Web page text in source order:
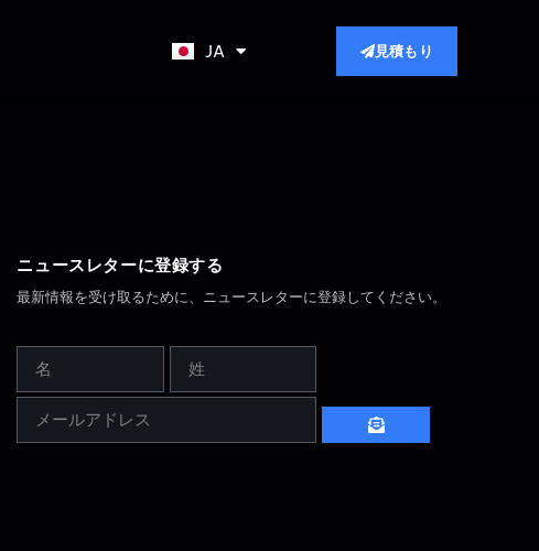
JA
KO
見積もり
ニュースレターに登録する
最新情報を受け取るために、ニュースレターに登録してください。